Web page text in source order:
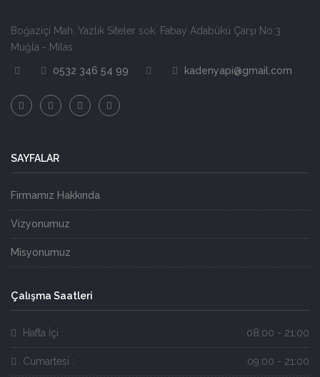
Boğaziçi Mah. Yazlık Siteler sok. Fabay Adabükü Çarşı No:3
Muğla - Milas
0532 346 54 99 kadenyapi@gmail.com
SAYFALAR
Firmamız Hakkında
Vizyonumuz
Misyonumuz
Çalışma Saatleri
Hafta İçi : 08:00 - 21:00
Cumartesi : 09:00 - 21:00